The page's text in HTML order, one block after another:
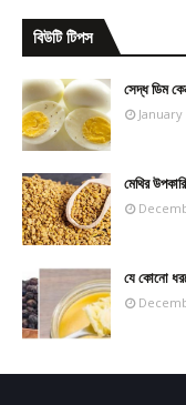
বিউটি টিপস
সেদ্ধ ডিম
January
মেথির
যে কোনো